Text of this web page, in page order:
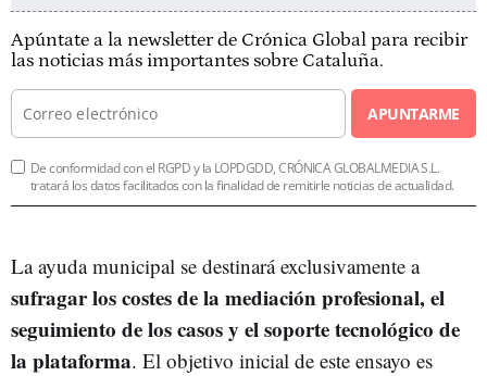
Apúntate a la newsletter de Crónica Global para recibir
las noticias más importantes sobre Cataluña.
APUNTARME
De conformidad con el RGPD y la LOPDGDD, CRÓNICA GLOBALMEDIA S.L.
tratará los datos facilitados con la finalidad de remitirle noticias de actualidad.
La ayuda municipal se destinará exclusivamente a
sufragar los costes de la mediación profesional, el
seguimiento de los casos y el soporte tecnológico de
la plataforma. El objetivo inicial de este ensayo es